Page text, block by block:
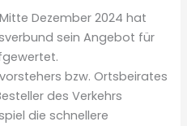
Dezember 2024 hat
sein Angebot für
bzw. Ortsbeirates
des Verkehrs
die schnellere